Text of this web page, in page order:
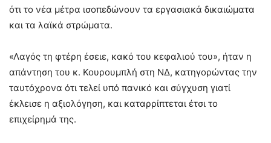
ότι το νέα μέτρα ισοπεδώνουν τα εργασιακά δικαιώματα
και τα λαϊκά στρώματα.
«Λαγός τη φτέρη έσειε, κακό του κεφαλιού του», ήταν η
απάντηση του κ. Κουρουμπλή στη ΝΔ, κατηγορώντας την
ταυτόχρονα ότι τελεί υπό πανικό και σύγχυση γιατί
έκλεισε η αξιολόγηση, και καταρρίπτεται έτσι το
επιχείρημά της.